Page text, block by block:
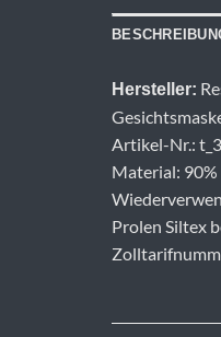
Hersteller:
Artikel-Nr.:
Material:
Prolen Siltex